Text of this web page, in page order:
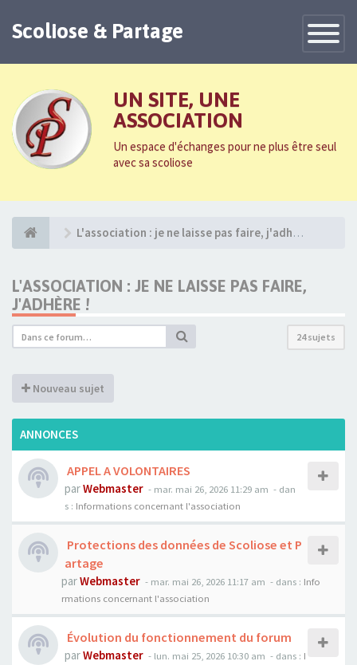
Toggle
Scoliose & Partage
UN SITE, UNE
ASSOCIATION
Un espace d'échanges pour ne plus être seul
avec sa scoliose
L'association : je ne laisse pas faire, j'adhère !
L'ASSOCIATION : JE NE LAISSE PAS FAIRE,
J'ADHÈRE !
24 sujets
Nouveau sujet
ANNONCES
APPEL A VOLONTAIRES
parWebmaster - mar. mai 26, 2026 11:29 am - dan
s : Informations concernant l'association
Protections des données de Scoliose et P
artage
parWebmaster - mar. mai 26, 2026 11:17 am - dans : Info
rmations concernant l'association
Évolution du fonctionnement du forum
parWebmaster - lun. mai 25, 2026 10:30 am - dans : I